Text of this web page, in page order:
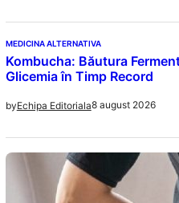
MEDICINA ALTERNATIVA
Kombucha: Băutura
Glicemia în Timp Record
byEchipa Editoriala8 august 2026